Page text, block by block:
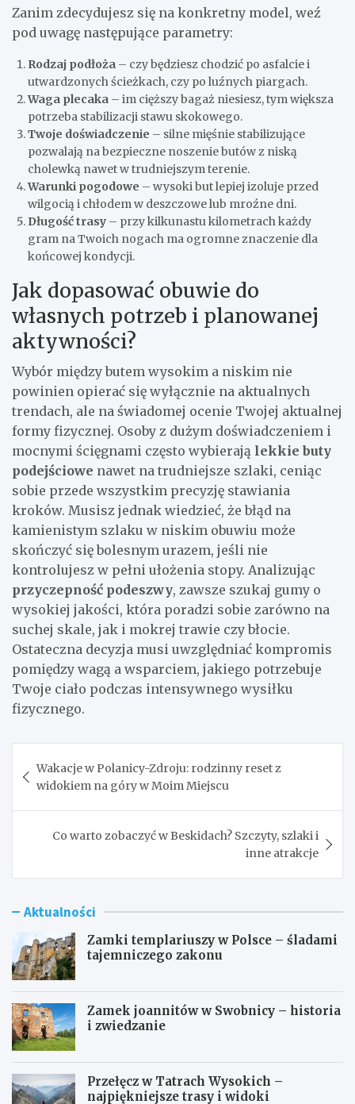
Zanim zdecydujesz się na konkretny model, weź
pod uwagę następujące parametry:
Rodzaj podłoża – czy będziesz chodzić po asfalcie i
utwardzonych ścieżkach, czy po luźnych piargach.
Waga plecaka – im cięższy bagaż niesiesz, tym większa
potrzeba stabilizacji stawu skokowego.
Twoje doświadczenie – silne mięśnie stabilizujące
pozwalają na bezpieczne noszenie butów z niską
cholewką nawet w trudniejszym terenie.
Warunki pogodowe – wysoki but lepiej izoluje przed
wilgocią i chłodem w deszczowe lub mroźne dni.
Długość trasy – przy kilkunastu kilometrach każdy
gram na Twoich nogach ma ogromne znaczenie dla
końcowej kondycji.
Jak dopasować obuwie do
własnych potrzeb i planowanej
aktywności?
Wybór między butem wysokim a niskim nie
powinien opierać się wyłącznie na aktualnych
trendach, ale na świadomej ocenie Twojej aktualnej
formy fizycznej. Osoby z dużym doświadczeniem i
mocnymi ścięgnami często wybierają lekkie buty
podejściowe nawet na trudniejsze szlaki, ceniąc
sobie przede wszystkim precyzję stawiania
kroków. Musisz jednak wiedzieć, że błąd na
kamienistym szlaku w niskim obuwiu może
skończyć się bolesnym urazem, jeśli nie
kontrolujesz w pełni ułożenia stopy. Analizując
przyczepność podeszwy, zawsze szukaj gumy o
wysokiej jakości, która poradzi sobie zarówno na
suchej skale, jak i mokrej trawie czy błocie.
Ostateczna decyzja musi uwzględniać kompromis
pomiędzy wagą a wsparciem, jakiego potrzebuje
Twoje ciało podczas intensywnego wysiłku
fizycznego.
wpisu
Wakacje w Polanicy-Zdroju: rodzinny reset z
widokiem na góry w Moim Miejscu
Co warto zobaczyć w Beskidach? Szczyty, szlaki i
inne atrakcje
Aktualności
Zamki templariuszy w Polsce – śladami
tajemniczego zakonu
Zamek joannitów w Swobnicy – historia
i zwiedzanie
Przełęcz w Tatrach Wysokich –
najpiękniejsze trasy i widoki